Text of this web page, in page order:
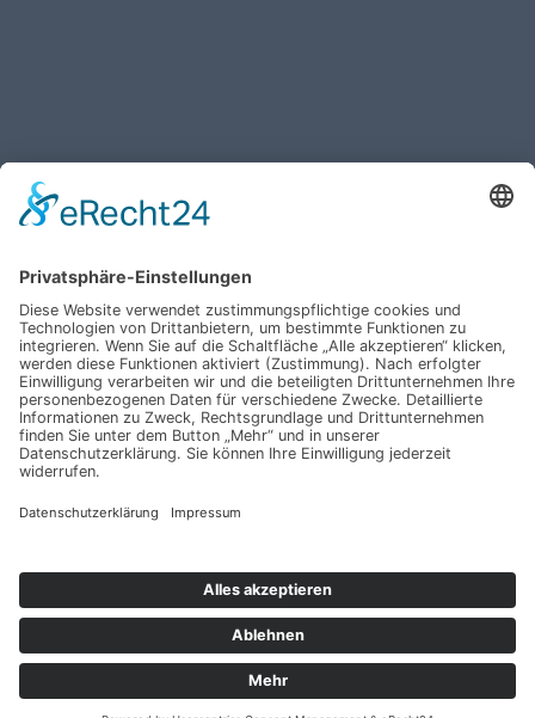
ANRUFEN KARTE
Kontakt auf und erhalten
sie Ihr persönliches
Angebot